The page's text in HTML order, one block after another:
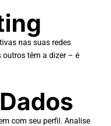
nas suas redes
outros têm a dizer – é
com seu perfil. Analise